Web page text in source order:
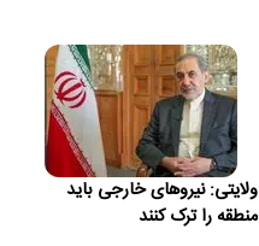
ولایتی: نیروهای خارجی باید
منطقه را ترک کنند